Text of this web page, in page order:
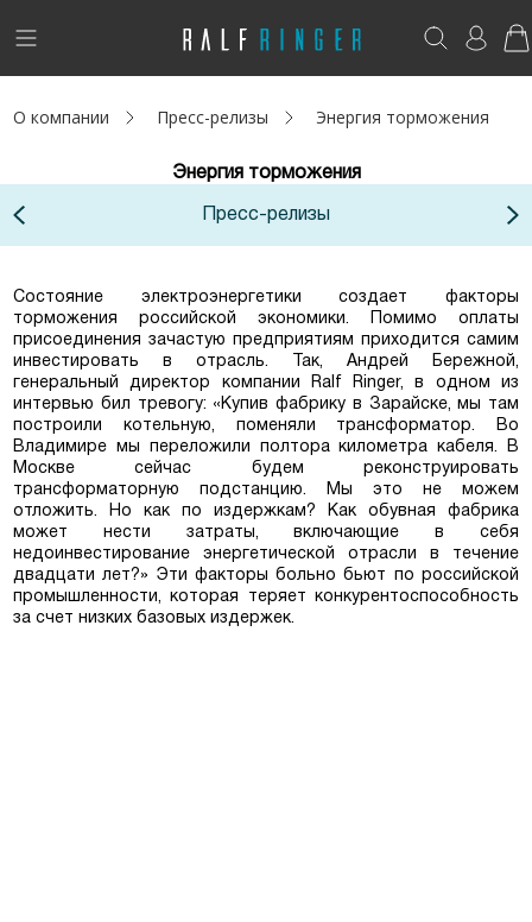
!
Новинки
Женщинам
Детям
Капсула
Аутлет
Акции / Новости
Адреса магазинов
Возникли вопросы? - club@ralf.ru
О компании Пресс-релизы Энергия торможения
Энергия торможения
Пресс-релизы
Состояние электроэнергетики создает факторы
торможения российской экономики. Помимо оплаты
присоединения зачастую предприятиям приходится самим
инвестировать в отрасль. Так, Андрей Бережной,
генеральный директор компании Ralf Ringer, в одном из
интервью бил тревогу: «Купив фабрику в Зарайске, мы там
построили котельную, поменяли трансформатор. Во
Владимире мы переложили полтора километра кабеля. В
Москве сейчас будем реконструировать
трансформаторную подстанцию. Мы это не можем
отложить. Но как по издержкам? Как обувная фабрика
может нести затраты, включающие в себя
недоинвестирование энергетической отрасли в течение
двадцати лет?» Эти факторы больно бьют по российской
промышленности, которая теряет конкурентоспособность
за счет низких базовых издержек.